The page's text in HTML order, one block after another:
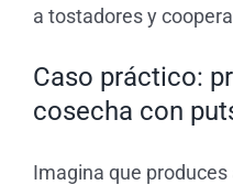
a tostadores y
Caso práctico:
cosecha con
Imagina que